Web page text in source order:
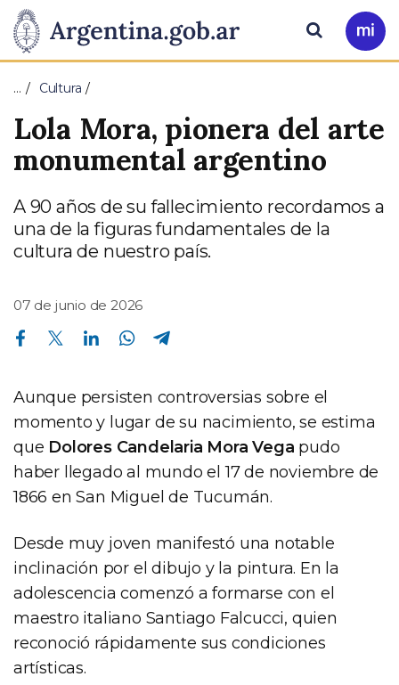
Presidencia
de
la
Nación
Pasar al contenido principal
Ir
a
Buscar
… Cultura
Lola Mora, pionera del arte
monumental argentino
A 90 años de su fallecimiento recordamos a
una de la figuras fundamentales de la
cultura de nuestro país.
07 de junio de 2026
Compartir en Facebook Compartir en Twitter Compartir en Linkedin Compartir en Whatsapp
Aunque persisten controversias sobre el
momento y lugar de su nacimiento, se estima
que Dolores Candelaria Mora Vega pudo
haber llegado al mundo el 17 de noviembre de
1866 en San Miguel de Tucumán.
Desde muy joven manifestó una notable
inclinación por el dibujo y la pintura. En la
adolescencia comenzó a formarse con el
maestro italiano Santiago Falcucci, quien
reconoció rápidamente sus condiciones
artísticas.